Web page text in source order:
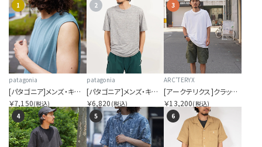
1
patagonia
[パタゴニア]メンズ・キャプリーン・クール・ウルトラ・タンク
￥7,150(税込)
2
patagonia
[パタゴニア]メンズ・キャプリーン・クール・デイリー・シャツ
￥6,820 (税込)
3
ARC'TERYX
[アークテリクス]クラッグ SL コットン ブラード バード ショートスリーブ メンズ
￥13,200(税込)
4
5 6